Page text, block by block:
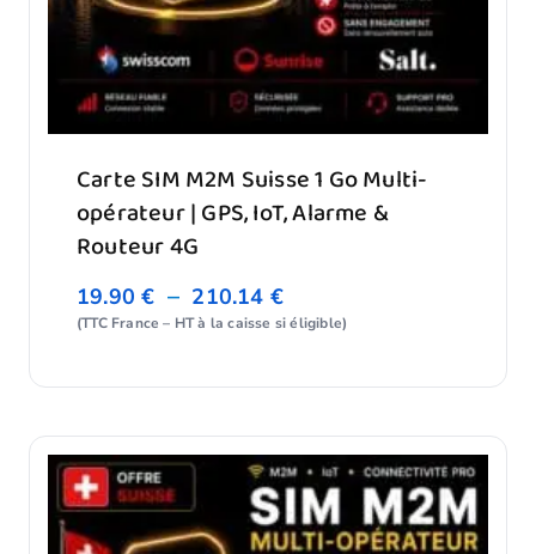
Carte SIM M2M Suisse 1 Go Multi-
opérateur | GPS, IoT, Alarme &
Routeur 4G
19.90€ – 210.14 €
(TTC France – HT à la caisse si éligible)